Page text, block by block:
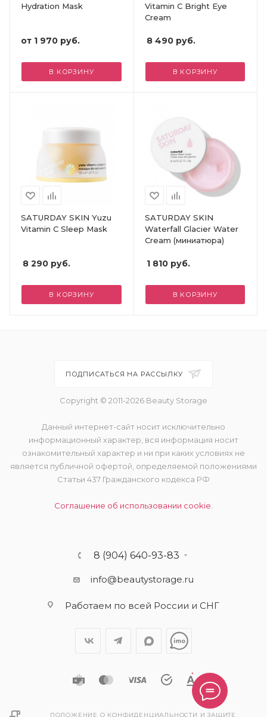
Hydration Mask
от 1 970 руб.
В КОРЗИНУ
Vitamin C Bright Eye
Cream
8 490руб.
В КОРЗИНУ
SATURDAY SKIN Yuzu
Vitamin C Sleep Mask
8 290 руб.
В КОРЗИНУ
SATURDAY SKIN
Waterfall Glacier Water
Cream (миниатюра)
1 810руб.
В КОРЗИНУ
ПОДПИСАТЬСЯ НА РАССЫЛКУ
Copyright © 2011-2026 Beauty Storage
Данный интернет-сайт носит исключительно
информационный характер, вся информация носит
ознакомительный характер и ни при каких условиях не
является публичной офертой, определяемой положениями
Статьи 437 Гражданского кодекса РФ
Соглашение об использовании cookie.
8 (904) 640-93-83
info@beautystorage.ru
Работаем по всей России и СНГ
ПОЛОЖЕНИЕ О КОНФИДЕНЦИАЛЬНОСТИ И ЗАЩИТЕ